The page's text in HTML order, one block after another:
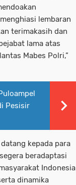
lembaran
terimakasih dan
lama atas
Mabes Polri,”
Pesisir
kepada para
beradaptasi
Indonesia
dinamika